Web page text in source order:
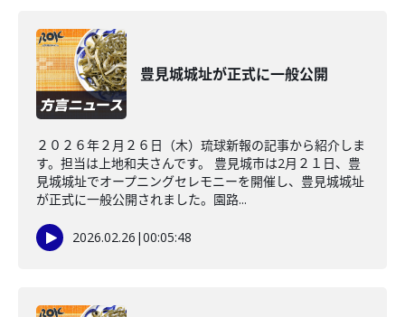
豊見城城址が正式に一般公開
２０２６年２月２６日（木）琉球新報の記事から紹介しま
す。担当は上地和夫さんです。 豊見城市は2月２１日、豊
見城城址でオープニングセレモニーを開催し、豊見城城址
が正式に一般公開されました。園路...
2026.02.26 |00:05:48